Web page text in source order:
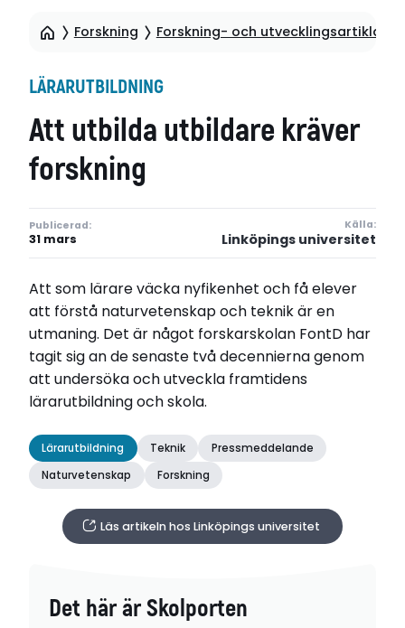
Forskning Forskning- och utvecklingsartiklar
LÄRARUTBILDNING
Att utbilda utbildare kräver
forskning
Publicerad:
31 mars
Källa:
Linköpings universitet
Att som lärare väcka nyfikenhet och få elever
att förstå naturvetenskap och teknik är en
utmaning. Det är något forskarskolan FontD har
tagit sig an de senaste två decennierna genom
att undersöka och utveckla framtidens
lärarutbildning och skola.
Lärarutbildning Teknik
Pressmeddelande
Naturvetenskap
Forskning
Läs artikeln hos Linköpings universitet
Det här är Skolporten